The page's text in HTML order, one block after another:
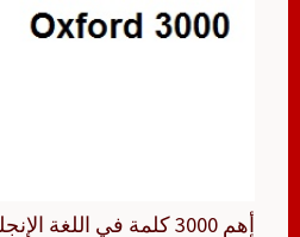
أهم 3000 كلمة في اللغة